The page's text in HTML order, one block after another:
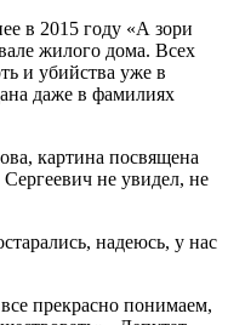
в 2015 году «А зори
жилого дома. Всех
и убийства уже в
даже в фамилиях
картина посвящена
не увидел, не
надеюсь, у нас
прекрасно понимаем,